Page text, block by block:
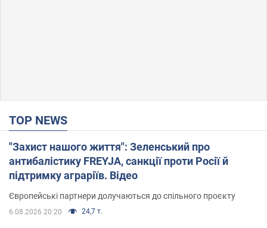
TOP NEWS
"Захист нашого життя": Зеленський про
антибалістику FREYJA, санкції проти Росії й
підтримку аграріїв. Відео
Європейські партнери долучаються до спільного проєкту
6.08.2026 20:20 24,7 т.